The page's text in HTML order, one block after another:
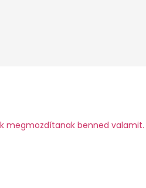
megmozdítanak benned valamit.